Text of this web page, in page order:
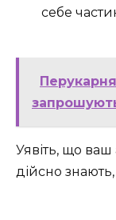
себе
Уявіть, що ваш
дійсно